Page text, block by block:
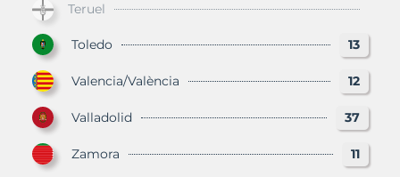
Teruel
Toledo 13
Valencia/València 12
Valladolid 37
Zamora 11